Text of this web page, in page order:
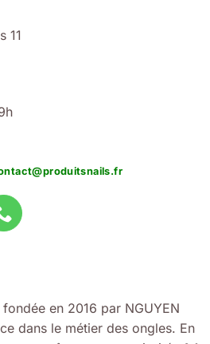
11
fondée en 2016 par NGUYEN
dans le métier des ongles. En